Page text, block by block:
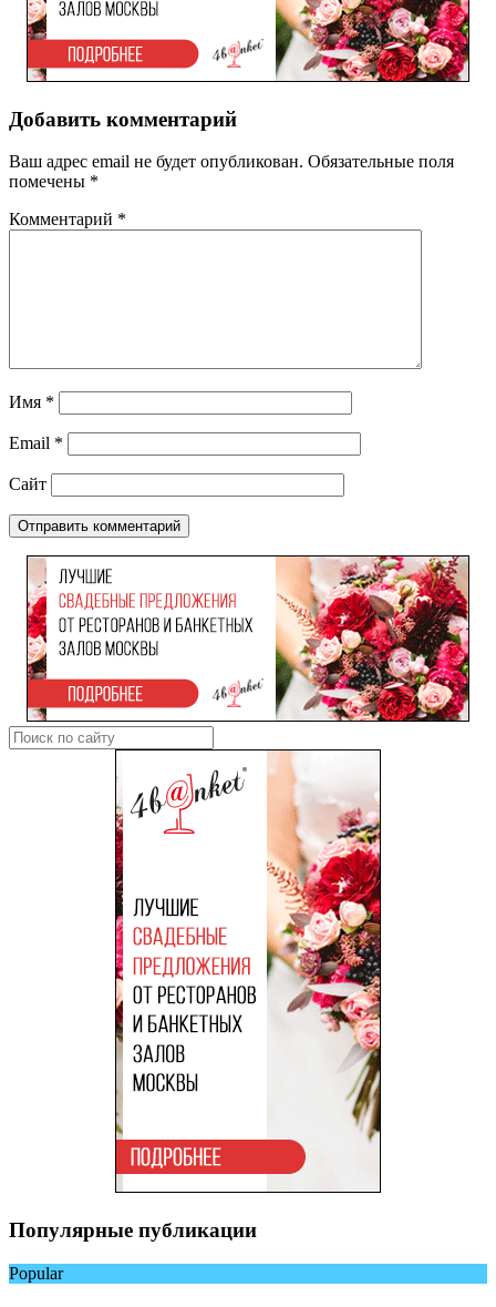
Добавить комментарий
Ваш адрес email не будет опубликован. Обязательные поля
помечены *
Комментарий *
Имя *
Email *
Сайт
Популярные публикации
Popular